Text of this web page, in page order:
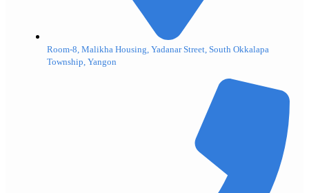
Room-8, Malikha Housing, Yadanar Street, South Okkalapa
Township, Yangon